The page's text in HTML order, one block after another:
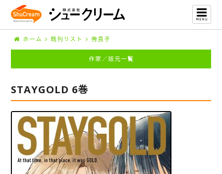
ホーム 既刊リスト 秀良子
作家／版元一覧
STAYGOLD 6巻